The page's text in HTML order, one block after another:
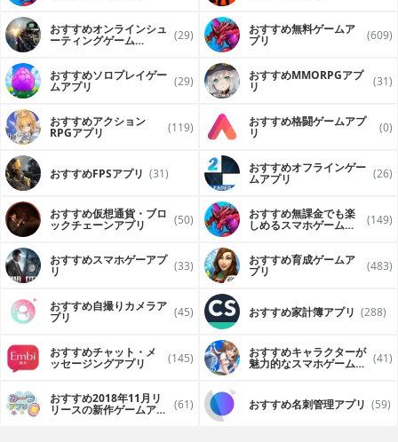
おすすめオンラインシュ
ーティングゲーム (29) おすすめ無料ゲームア
プリ (609)
おすすめソロプレイゲー
ムアプリ (29) おすすめ MMORPGアプ
リ (31)
おすすめアクション
RPGアプリ (119) おすすめ格闘ゲームアプ
リ (0)
おすすめFPSアプリ (31) おすすめオフラインゲー
ムアプリ (26)
おすすめ仮想通貨・ブロ
ックチェーンアプリ (50) おすすめ無課金でも楽
しめるスマホゲームア (149)
おすすめスマホゲーアプ
リ (33) おすすめ育成ゲームア
プリ (483)
おすすめ自撮りカメラア
プリ (45) おすすめ家計簿アプリ (288)
おすすめチャット・メ
ッセージングアプリ (145) おすすめキャラクターが
魅力的なスマホゲームア (41)
おすすめ2018年11月リ
リースの新作ゲームアプ (61) おすすめ名刺管理アプリ (59)